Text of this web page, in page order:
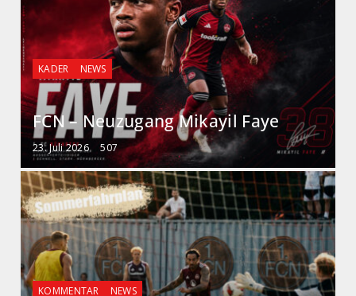
KADER NEWS
FCN – Neuzugang Mikayil Faye
23. Juli 2026 507
KOMMENTAR NEWS